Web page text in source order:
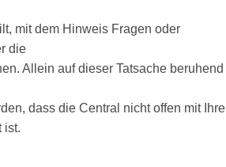
mit dem Hinweis Fragen oder
die
Allein auf dieser Tatsache beruhend
dass die Central nicht offen mit
ist.